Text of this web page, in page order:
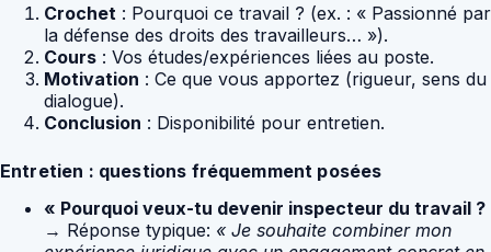
Crochet : Pourquoi ce travail ? (ex. : « Passionné par
la défense des droits des travailleurs… »).
Cours : Vos études/expériences liées au poste.
Motivation : Ce que vous apportez (rigueur, sens du
dialogue).
Conclusion : Disponibilité pour entretien.
Entretien : questions fréquemment posées
« Pourquoi veux-tu devenir inspecteur du travail ?
→ Réponse typique: « Je souhaite combiner mon